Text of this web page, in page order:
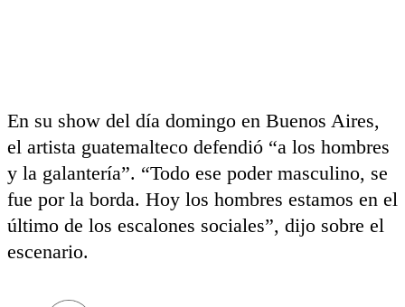
En su show del día domingo en Buenos Aires,
el artista guatemalteco defendió “a los hombres
y la galantería”. “Todo ese poder masculino, se
fue por la borda. Hoy los hombres estamos en el
último de los escalones sociales”, dijo sobre el
escenario.